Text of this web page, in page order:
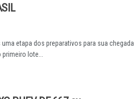
etapa dos preparativos para sua chegada
primeiro lote...